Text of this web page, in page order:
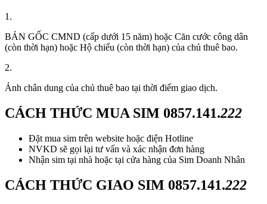
1.
BẢN GỐC CMND (cấp dưới 15 năm) hoặc Căn cước công dân
(còn thời hạn) hoặc Hộ chiếu (còn thời hạn) của chủ thuê bao.
2.
Ảnh chân dung của chủ thuê bao tại thời điểm giao dịch.
CÁCH THỨC MUA SIM 0857.141.222
Đặt mua sim trên website hoặc điện Hotline
NVKD sẽ gọi lại tư vấn và xác nhận đơn hàng
Nhận sim tại nhà hoặc tại cửa hàng của Sim Doanh Nhân
CÁCH THỨC GIAO SIM 0857.141.222